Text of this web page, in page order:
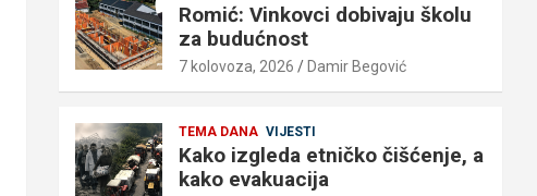
Romić: Vinkovci dobivaju školu
za budućnost
7 kolovoza, 2026 Damir Begović
TEMA DANA VIJESTI
Kako izgleda etničko čišćenje, a
kako evakuacija